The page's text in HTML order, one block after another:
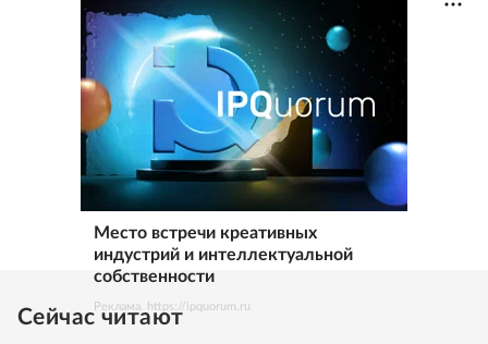
Место встречи креативных
индустрий и интеллектуальной
собственности
Реклама. https://ipquorum.ru
Сейчас читают